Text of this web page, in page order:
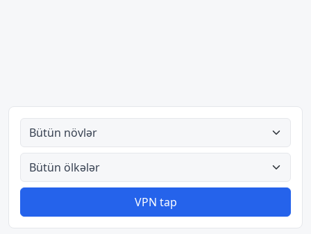
Bütün növlər
Bütün ölkələr
VPN tap